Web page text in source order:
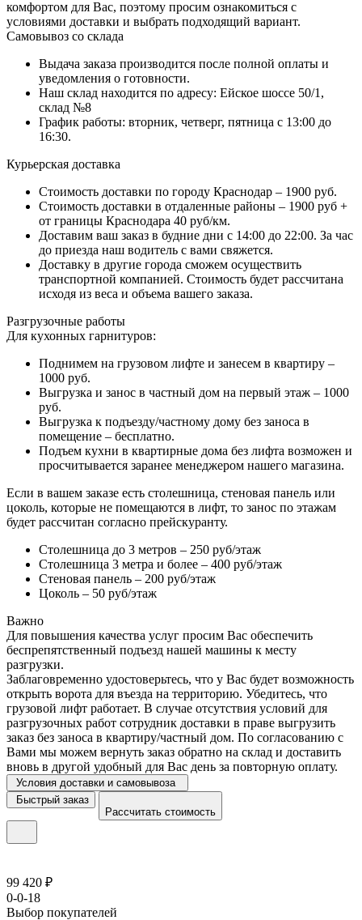
комфортом для Вас, поэтому просим ознакомиться с
условиями доставки и выбрать подходящий вариант.
Самовывоз со склада
Выдача заказа производится после полной оплаты и
уведомления о готовности.
Наш склад находится по адресу: Ейское шоссе 50/1,
склад №8
График работы: вторник, четверг, пятница с 13:00 до
16:30.
Курьерская доставка
Стоимость доставки по городу Краснодар – 1900 руб.
Стоимость доставки в отдаленные районы – 1900 руб +
от границы Краснодара 40 руб/км.
Доставим ваш заказ в будние дни с 14:00 до 22:00. За час
до приезда наш водитель с вами свяжется.
Доставку в другие города сможем осуществить
транспортной компанией. Стоимость будет рассчитана
исходя из веса и объема вашего заказа.
Разгрузочные работы
Для кухонных гарнитуров:
Поднимем на грузовом лифте и занесем в квартиру –
1000 руб.
Выгрузка и занос в частный дом на первый этаж – 1000
руб.
Выгрузка к подъезду/частному дому без заноса в
помещение – бесплатно.
Подъем кухни в квартирные дома без лифта возможен и
просчитывается заранее менеджером нашего магазина.
Если в вашем заказе есть столешница, стеновая панель или
цоколь, которые не помещаются в лифт, то занос по этажам
будет рассчитан согласно прейскуранту.
Столешница до 3 метров – 250 руб/этаж
Столешница 3 метра и более – 400 руб/этаж
Стеновая панель – 200 руб/этаж
Цоколь – 50 руб/этаж
Важно
Для повышения качества услуг просим Вас обеспечить
беспрепятственный подъезд нашей машины к месту
разгрузки.
Заблаговременно удостоверьтесь, что у Вас будет возможность
открыть ворота для въезда на территорию. Убедитесь, что
грузовой лифт работает. В случае отсутствия условий для
разгрузочных работ сотрудник доставки в праве выгрузить
заказ без заноса в квартиру/частный дом. По согласованию с
Вами мы можем вернуть заказ обратно на склад и доставить
вновь в другой удобный для Вас день за повторную оплату.
Условия доставки и самовывоза
Быстрый заказ
Рассчитать стоимость
99 420 ₽
0-0-18
Выбор покупателей